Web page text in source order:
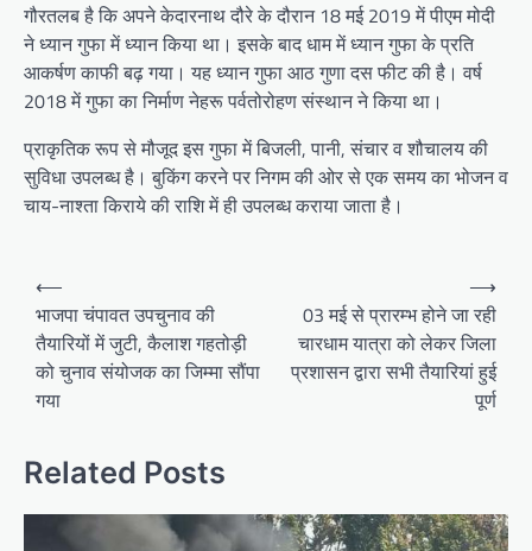
गौरतलब है कि अपने केदारनाथ दौरे के दौरान 18 मई 2019 में पीएम मोदी
ने ध्‍यान गुफा में ध्‍यान किया था। इसके बाद धाम में ध्यान गुफा के प्रति
आकर्षण काफी बढ़ गया। यह ध्यान गुफा आठ गुणा दस फीट की है। वर्ष
2018 में गुफा का निर्माण नेहरू पर्वतोरोहण संस्थान ने किया था।
प्राकृतिक रूप से मौजूद इस गुफा में बिजली, पानी, संचार व शौचालय की
सुविधा उपलब्ध है। बुकिंग करने पर निगम की ओर से एक समय का भोजन व
चाय-नाश्ता किराये की राशि में ही उपलब्ध कराया जाता है।
a
⟵
भाजपा चंपावत उपचुनाव की
तैयारियों में जुटी, कैलाश गहतोड़ी
को चुनाव संयोजक का जिम्मा सौंपा
गया
03 मई से प्रारम्भ होने जा रही
चारधाम यात्रा को लेकर जिला
प्रशासन द्वारा सभी तैयारियां हुई
पूर्ण
⟶
Related Posts